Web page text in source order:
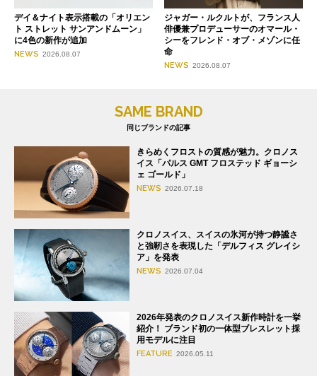
デイ＆ナイト表示搭載の「オリエン
ト ストレット サンアンドムーン」
に4色の新作が追加
NEWS 2026.08.07
ジャガー・ルクルトが、フランス人
俳優兼プロデューサーのオマール・
シーをフレンド・オブ・メゾンに任
命
NEWS 2026.08.07
SAME BRAND
同じブランドの記事
きらめくフロストの質感が魅力。クロノス
イス「パルス GMT フロステッド ギョーシ
ェ ゴールド」
NEWS 2026.07.18
クロノスイス、スイスの氷河が持つ静謐さ
と強靭さを表現した「デルフィス グレイシ
ア」を発表
NEWS 2026.07.04
2026年発表のクロノスイス新作時計を一挙
紹介！ ブランド初の一体型ブレスレット採
用モデルに注目
FEATURE 2026.05.11